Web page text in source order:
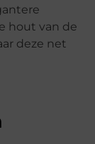
hout van de
deze net